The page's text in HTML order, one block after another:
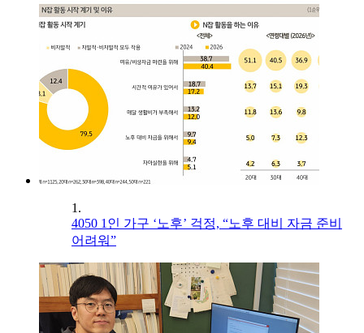
1.
4050 1인 가구 ‘노후’ 걱정, “노후 대비 자금 준비
어려워”